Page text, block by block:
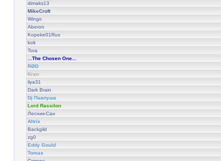
dimaks13
MikeCroft
Wingo
Aberon
Kopeke01Rus
kolt
Tora
...The Chosen One...
RØD
Kran
ilya31
Dark Brain
Dj Павлуша
Lord Rassilon
Лесник-Сан
Altrix
Backgild
zg0
Eddy Gould
Tomas